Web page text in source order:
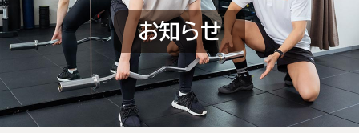
大泉学園店 会員予約
石神井公園店 会員予約
お知らせ